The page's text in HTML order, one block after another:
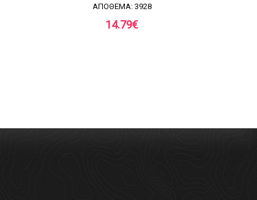
ΑΠΟΘΕΜΑ: 3928
14.79€